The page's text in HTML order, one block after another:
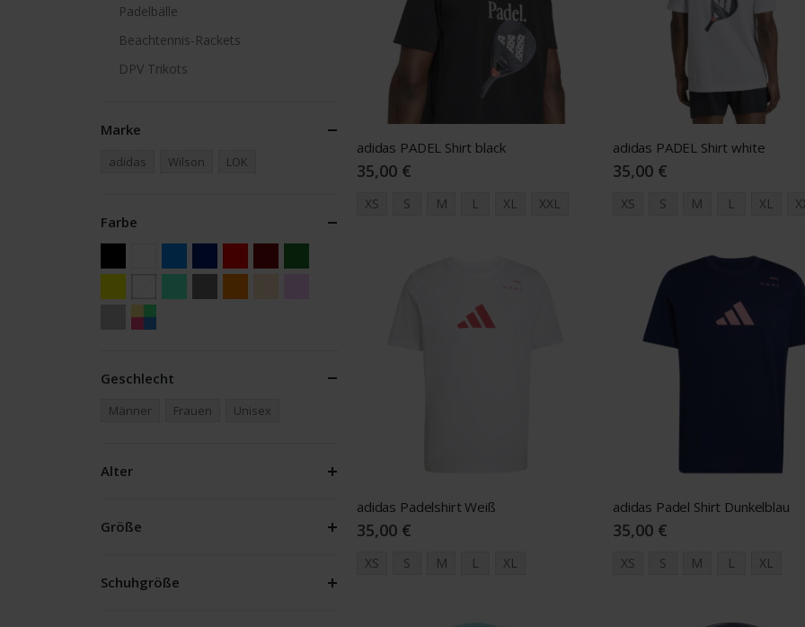
adidas PADEL Shirt black
35,00 €
XS S M L XL XXL
adidas PADEL Shirt white
35,00 €
XS S M L XL
adidas Padelshirt Weiß
35,00 €
XS S M L XL
adidas Padel Shirt Dunkelblau
35,00 €
XS S M L XL
Padelbälle
Beachtennis-Rackets
DPV Trikots
Marke
adidas Wilson LOK
Farbe
Geschlecht
Männer Frauen Unisex
Alter
Größe
Schuhgröße